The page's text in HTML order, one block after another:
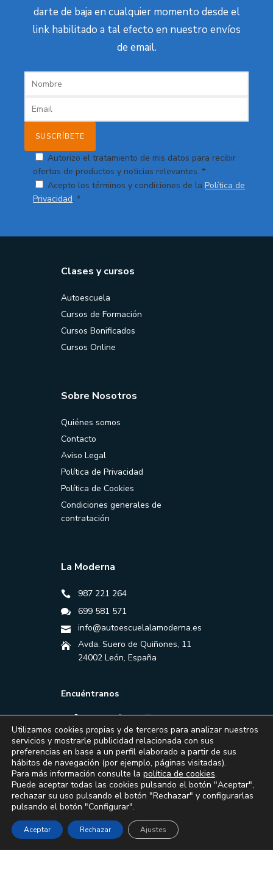
darte de baja en cualquier momento desde el
link habilitado a tal efecto en nuestro envíos
de email.
Autorizo el tratamiento de mis datos para recibir
ofertas de productos y noticias relevantes. *
Acepto los términos y condiciones de laPolítica de
Privacidad. *
Clases y cursos
Autoescuela
Cursos de Formación
Cursos Bonificados
Cursos Online
Sobre Nosotros
Quiénes somos
Contacto
Aviso Legal
Política de Privacidad
Política de Cookies
Condiciones generales de
contratación
La Moderna
987 221 264
699 581 571
info@autoescuelalamoderna.es
Avda. Suero de Quiñones, 11
24002 León, España
Encuéntranos
Utilizamos cookies propias y de terceros para analizar nuestros
servicios y mostrarle publicidad relacionada con sus
preferencias en base a un perfil elaborado a partir de sus
hábitos de navegación (por ejemplo, páginas visitadas).
Para más información consulte la política de cookies.
Puede aceptar todas las cookies pulsando el botón "Aceptar",
rechazar su uso pulsando el botón "Rechazar" y configurarlas
pulsando el botón "Configurar".
Aceptar Rechazar Ajustes